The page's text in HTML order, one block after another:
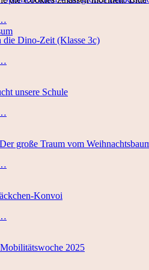
die Dino-Zeit (Klasse 3c)
unsere Schule
große Traum vom
Konvoi
2025